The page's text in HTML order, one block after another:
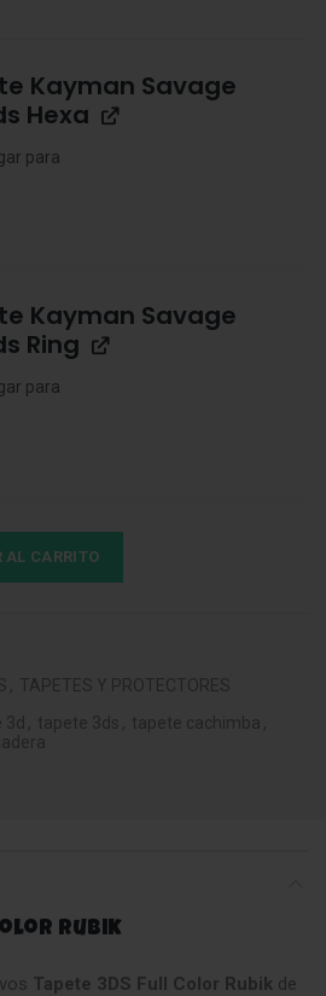
Kayman Savage
Hexa
para
Kayman Savage
Ring
para
cantidad
AL CARRITO
, TAPETES Y PROTECTORES
, tapete 3ds , tapete cachimba ,
Rubik
Tapete 3DS Full Color Rubik de